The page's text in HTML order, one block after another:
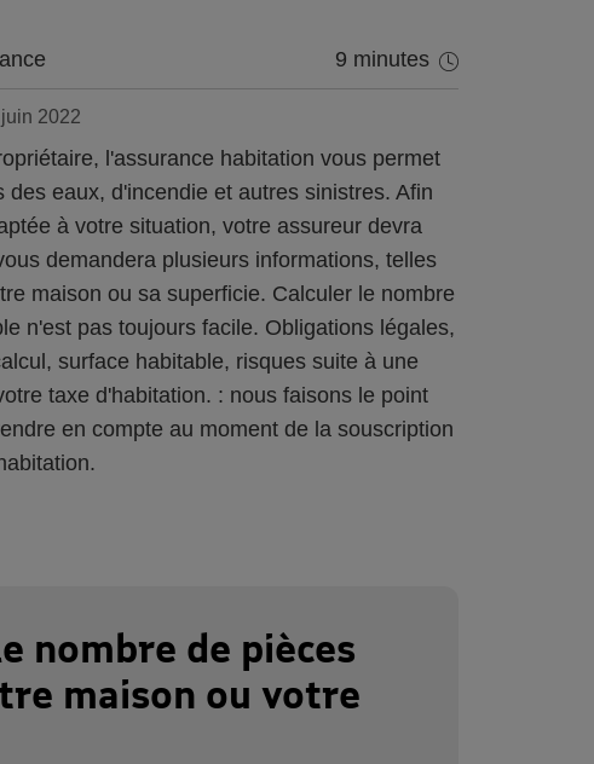
9 minutes
2022
l'assurance habitation vous permet
eaux, d'incendie et autres sinistres. Afin
à votre situation, votre assureur devra
demandera plusieurs informations, telles
maison ou sa superficie. Calculer le nombre
n'est pas toujours facile. Obligations légales,
surface habitable, risques suite à une
taxe d'habitation. : nous faisons le point
en compte au moment de la souscription
nombre de pièces
maison ou votre